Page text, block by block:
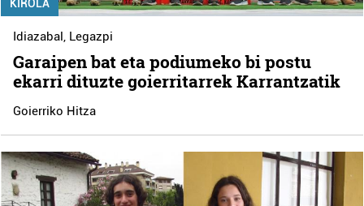
KIROLA
Idiazabal, Legazpi
Garaipen bat eta podiumeko bi postu
ekarri dituzte goierritarrek Karrantzatik
Goierriko Hitza